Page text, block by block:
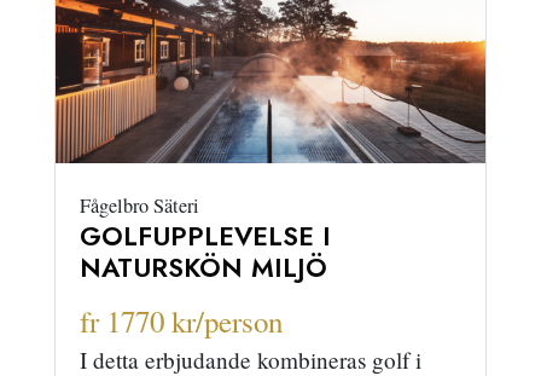
Fågelbro Säteri
GOLFUPPLEVELSE I
NATURSKÖN MILJÖ
fr 1770 kr/person
I detta erbjudande kombineras golf i